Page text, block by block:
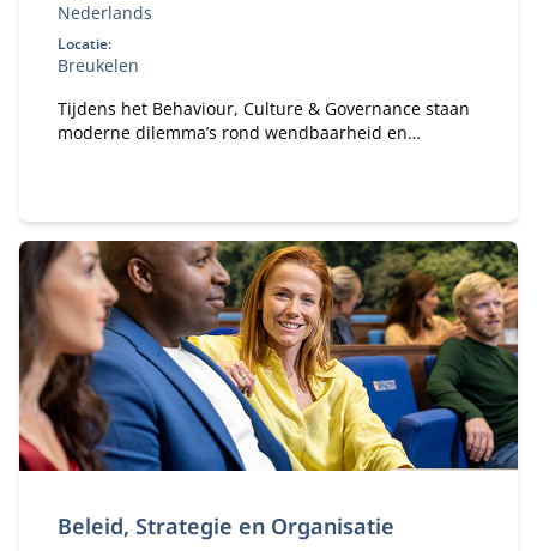
Nederlands
Locatie:
Breukelen
Tijdens het Behaviour, Culture & Governance staan
moderne dilemma’s rond wendbaarheid en
Beleid, Strategie en Organisatie